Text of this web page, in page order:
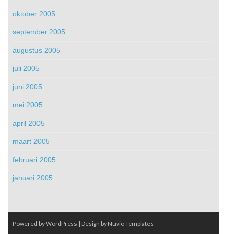
oktober 2005
september 2005
augustus 2005
juli 2005
juni 2005
mei 2005
april 2005
maart 2005
februari 2005
januari 2005
Powered by WordPress | Design by Nuvio Templates